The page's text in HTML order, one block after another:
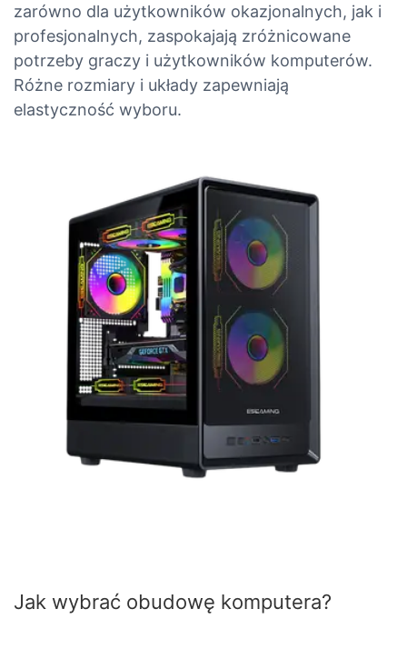
zarówno dla użytkowników okazjonalnych, jak i
profesjonalnych, zaspokajają zróżnicowane
potrzeby graczy i użytkowników komputerów.
Różne rozmiary i układy zapewniają
elastyczność wyboru.
Jak wybrać obudowę komputera?